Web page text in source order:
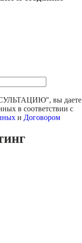
", вы даете
в соответствии с
и Договором